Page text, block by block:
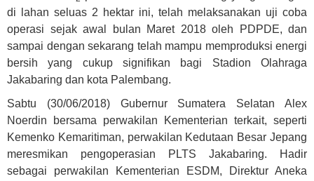
di lahan seluas 2 hektar ini, telah melaksanakan uji coba
operasi sejak awal bulan Maret 2018 oleh PDPDE, dan
sampai dengan sekarang telah mampu memproduksi energi
bersih yang cukup signifikan bagi Stadion Olahraga
Jakabaring dan kota Palembang.
Sabtu (30/06/2018) Gubernur Sumatera Selatan Alex
Noerdin bersama perwakilan Kementerian terkait, seperti
Kemenko Kemaritiman, perwakilan Kedutaan Besar Jepang
meresmikan pengoperasian PLTS Jakabaring. Hadir
sebagai perwakilan Kementerian ESDM, Direktur Aneka